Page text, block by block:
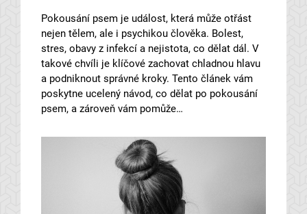
Pokousání psem je událost, která může otřást
nejen tělem, ale i psychikou člověka. Bolest,
stres, obavy z infekcí a nejistota, co dělat dál. V
takové chvíli je klíčové zachovat chladnou hlavu
a podniknout správné kroky. Tento článek vám
poskytne ucelený návod, co dělat po pokousání
psem, a zároveň vám pomůže…